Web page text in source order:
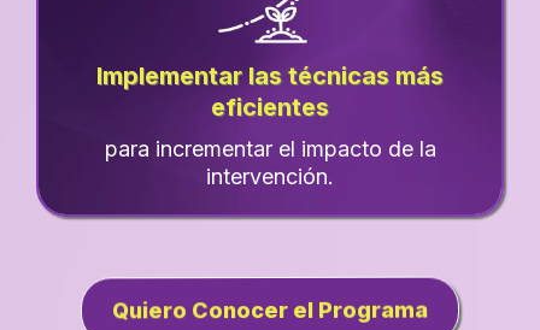
Implementar las técnicas más
eficientes
para incrementar el impacto de la
intervención.
Quiero Conocer el Programa